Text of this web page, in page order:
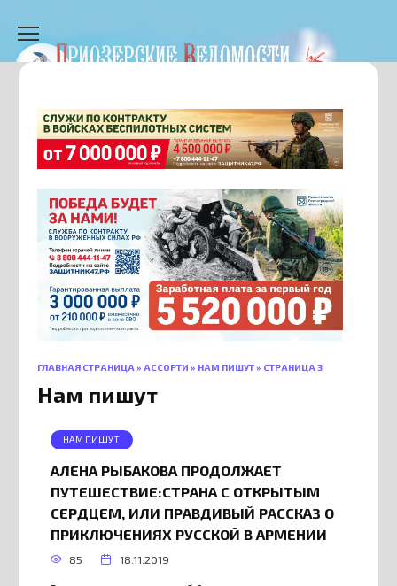
содержанию
ГЛАВНАЯ СТРАНИЦА » АССОРТИ » НАМ ПИШУТ » СТРАНИЦА 3
Нам пишут
НАМ ПИШУТ
АЛЕНА РЫБАКОВА ПРОДОЛЖАЕТ
ПУТЕШЕСТВИЕ:СТРАНА С ОТКРЫТЫМ
СЕРДЦЕМ, ИЛИ ПРАВДИВЫЙ РАССКАЗ О
ПРИКЛЮЧЕНИЯХ РУССКОЙ В АРМЕНИИ
85 18.11.2019